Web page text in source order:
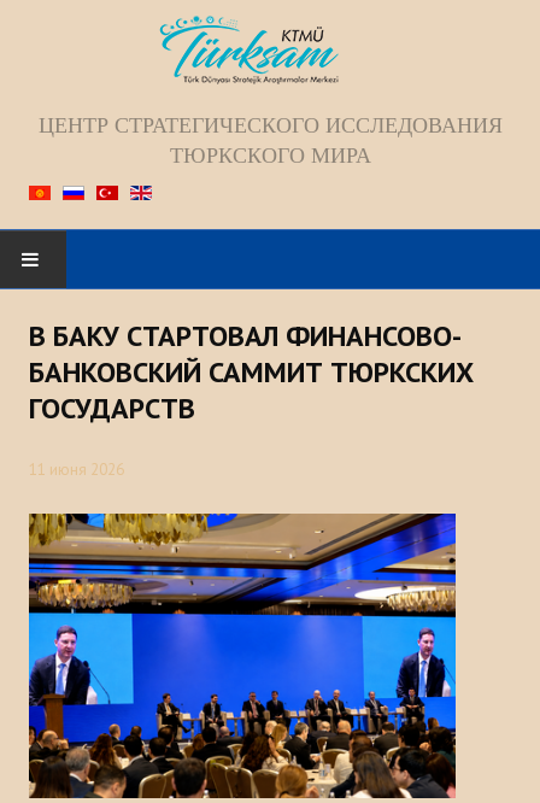
ЦЕНТР СТРАТЕГИЧЕСКОГО ИССЛЕДОВАНИЯ
ТЮРКСКОГО МИРА
ГЛАВНАЯ
О НАС
Коллектив
Видение; Миссия; Цель
История
МЕРОПРИЯТИЯ
НОВОСТИ
Казакстан
Кыргызстан
В БАКУ СТАРТОВАЛ ФИНАНСОВО-
БАНКОВСКИЙ САММИТ ТЮРКСКИХ
ГОСУДАРСТВ
11 июня 2026